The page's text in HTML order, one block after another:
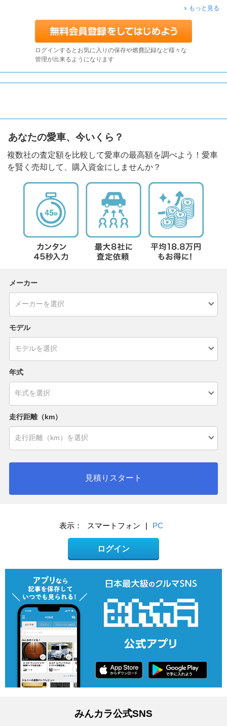
もっと見る
ログインするとお気に入りの保存や燃費記録など様々な
管理が出来るようになります
あなたの愛車、今いくら？
複数社の査定額を比較して愛車の最高額を調べよう！愛車
を賢く売却して、購入資金にしませんか？
メーカー
モデル
年式
走行距離（km）
見積りスタート
表示： スマートフォン | PC
ログイン
みんカラ公式SNS